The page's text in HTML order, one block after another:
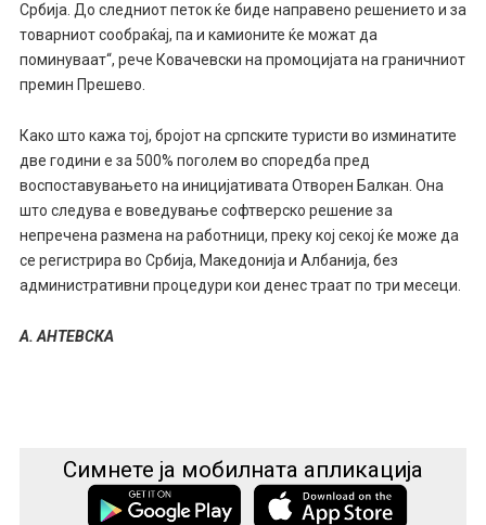
Србија. До следниот петок ќе биде направено решението и за
товарниот сообраќај, па и камионите ќе можат да
поминуваат“, рече Ковачевски на промоцијата на граничниот
премин Прешево.
Како што кажа тој, бројот на српските туристи во изминатите
две години е за 500% поголем во споредба пред
воспоставувањето на иницијативата Отворен Балкан. Она
што следува е воведување софтверско решение за
непречена размена на работници, преку кој секој ќе може да
се регистрира во Србија, Македонија и Албанија, без
административни процедури кои денес траат по три месеци.
А. АНТЕВСКА
Симнете ја мобилната апликација